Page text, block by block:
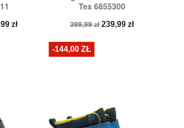
zł
28
Tex 6855300
Cena
399,99 zł Cena
239,99 zł
Rozmiary:28,29
-144,00 ZŁ